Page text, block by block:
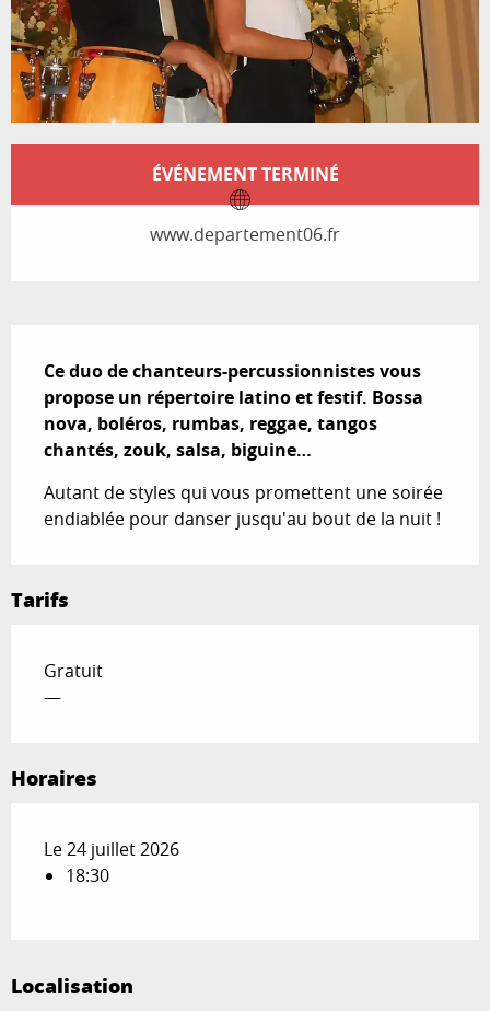
Ouverture et coordonnées
ÉVÉNEMENT TERMINÉ
www.departement06.fr
Ce duo de chanteurs-percussionnistes vous
propose un répertoire latino et festif. Bossa
nova, boléros, rumbas, reggae, tangos
chantés, zouk, salsa, biguine…
Autant de styles qui vous promettent une soirée
endiablée pour danser jusqu'au bout de la nuit !
Tarifs
Gratuit
—
Horaires
Le 24 juillet 2026
18:30
Localisation